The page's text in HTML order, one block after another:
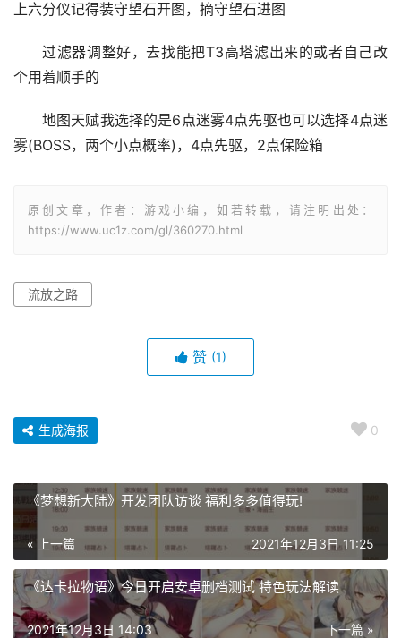
上六分仪记得装守望石开图，摘守望石进图
过滤器调整好，去找能把T3高塔滤出来的或者自己改
个用着顺手的
地图天赋我选择的是6点迷雾4点先驱也可以选择4点迷
雾(BOSS，两个小点概率)，4点先驱，2点保险箱
原创文章，作者：游戏小编，如若转载，请注明出处：
https://www.uc1z.com/gl/360270.html
流放之路
赞 (1)
0
生成海报
《梦想新大陆》开发团队访谈 福利多多值得玩!
« 上一篇 2021年12月3日 11:25
《达卡拉物语》今日开启安卓删档测试 特色玩法解读
下一篇 »
2021年12月3日 14:03